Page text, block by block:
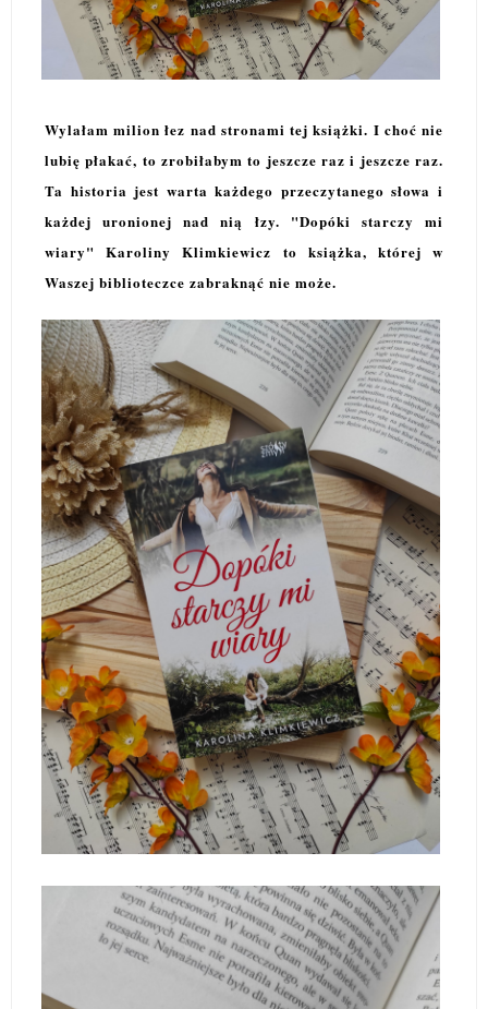
Wylałam milion łez nad stronami tej książki. I choć nie
lubię płakać, to zrobiłabym to jeszcze raz i jeszcze raz.
Ta historia jest warta każdego przeczytanego słowa i
każdej uronionej nad nią łzy. "Dopóki starczy mi
wiary" Karoliny Klimkiewicz to książka, której w
Waszej biblioteczce zabraknąć nie może.